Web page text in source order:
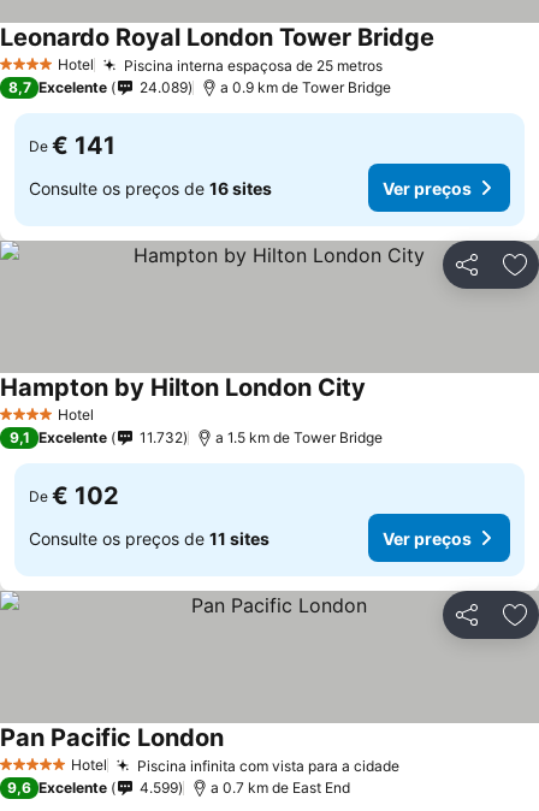
4 EstrelasHotel Piscina interna espaçosa de 25 metrosVer preços
Leonardo Royal London Tower Bridge
8,7 Excelente 24.089 a 0.9 km de Tower Bridge
De € 141
Consulte os preços de 16 sites Ver preços
Partilhar
4 EstrelasHotel
Hampton by Hilton London City
9,1 Excelente 11.732 a 1.5 km de Tower Bridge
De € 102
Consulte os preços de 11 sites Ver preços
Partilhar
5 Estrelas Hotel Piscina infinita com vista para a cidadeVer preços
Pan Pacific LondonVer preços
9,6 Excelente 4.599 a 0.7 km de East End